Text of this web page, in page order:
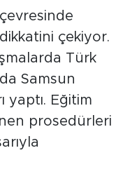
çekiyor.
Türk
Samsun
yaptı. Eğitim
prosedürleri